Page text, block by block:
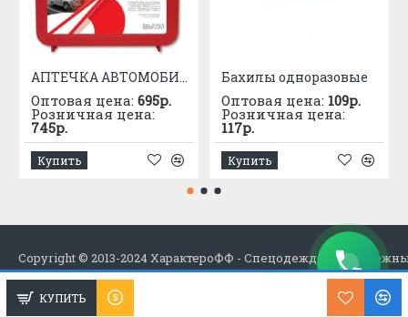
КУПИТЬ
АПТЕЧКА АВТОМОБИЛЬНАЯ приказ №1080
Оптовая цена: 695р.
Розничная цена:
745р.
Купить
Бахилы одноразовые
Оптовая цена: 109р.
Розничная цена:
117р.
Купить
Copyright © 2013-2024 ХарактероФФ - Спецодежда в